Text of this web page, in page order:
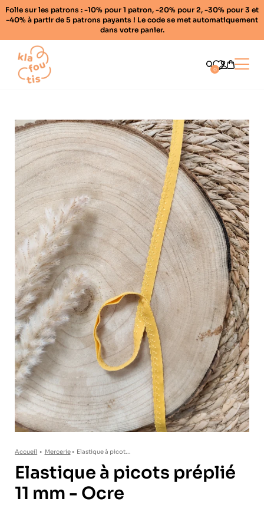
Folie sur les patrons : -10% pour 1 patron, -20% pour 2, -30% pour 3 et
-40% à partir de 5 patrons payants ! Le code se met automatiquement
dans votre panier.
Home
0
Accueil • Mercerie• Elastique à picot...
Elastique à picots préplié
11 mm - Ocre